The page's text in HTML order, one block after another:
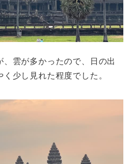
雲が多かったので、日の出
少し見れた程度でした。